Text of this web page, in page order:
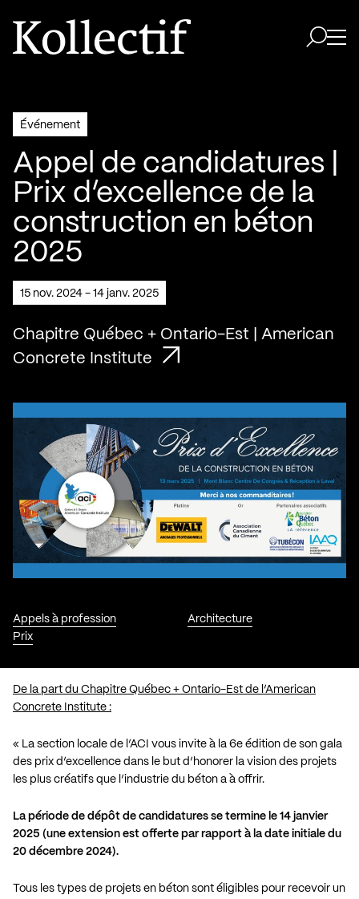
Aller à la page d'accueil
Logo Kollectif
Événement
Appel de candidatures |
Prix d’excellence de la
construction en béton
2025
15 nov. 2024 - 14 janv. 2025
Chapitre Québec + Ontario-Est | American
Concrete Institute
Appels à profession
Prix
Architecture
De la part du Chapitre Québec + Ontario-Est de l’American
Concrete Institute :
« La section locale de l’ACI vous invite à la 6e édition de son gala
des prix d’excellence dans le but d’honorer la vision des projets
les plus créatifs que l’industrie du béton a à offrir.
La période de dépôt de candidatures se termine le 14 janvier
2025 (une extension est offerte par rapport à la date initiale du
20 décembre 2024).
Tous les types de projets en béton sont éligibles pour recevoir un